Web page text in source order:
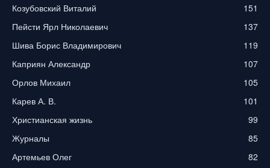
Козубовский Виталий
151
Пейсти Ярл Николаевич
137
Шива Борис Владимирович
119
Каприян Александр
107
Орлов Михаил
105
Карев А. В.
101
Христианская жизнь
99
Журналы
85
Артемьев Олег
82